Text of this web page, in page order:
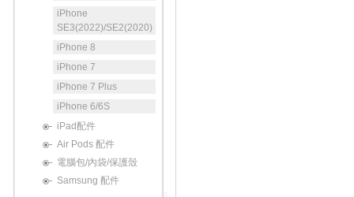
iPhone
SE3(2022)/SE2(2020)
iPhone 8
iPhone 7
iPhone 7 Plus
iPhone 6/6S
iPad配件
Air Pods 配件
電腦包/內袋/保護殼
Samsung 配件